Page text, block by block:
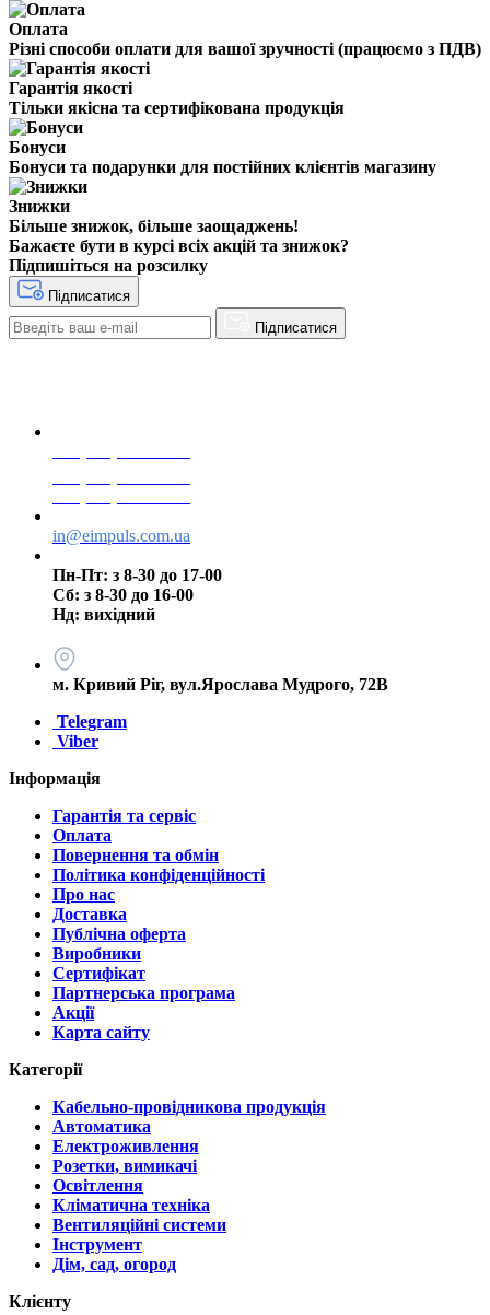
Оплата
Різні способи оплати для вашої зручності (працюємо з ПДВ)
Гарантія якості
Тільки якісна та сертифікована продукція
Бонуси
Бонуси та подарунки для постійних клієнтів магазину
Знижки
Більше знижок, більше заощаджень!
Бажаєте бути в курсі всіх акцій та знижок?
Підпишіться на розсилку
Підписатися
Підписатися
in@eimpuls.com.ua
Пн-Пт: з 8-30 до 17-00
Сб: з 8-30 до 16-00
Нд: вихідний
м. Кривий Ріг, вул.Ярослава Мудрого, 72В
Telegram
Viber
Інформація
Гарантія та сервіс
Оплата
Повернення та обмін
Політика конфіденційності
Про нас
Доставка
Публічна оферта
Виробники
Сертифікат
Партнерська програма
Акції
Карта сайту
Категорії
Кабельно-провідникова продукція
Автоматика
Електроживлення
Розетки, вимикачі
Освітлення
Кліматична техніка
Вентиляційні системи
Інструмент
Дім, сад, огород
Клієнту